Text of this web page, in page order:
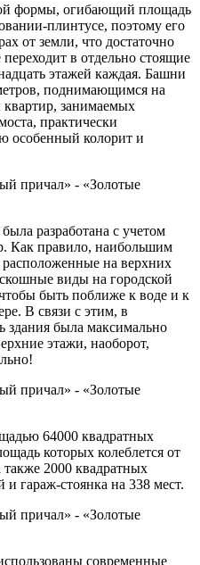
формы, огибающий площадь
плинтусе, поэтому его
от земли, что достаточно
в отдельно стоящие
этажей каждая. Башни
поднимающимся на
занимаемых
практически
особенный колорит и
разработана с учетом
Как правило, наибольшим
на верхних
виды на городской
быть поближе к воде и к
В связи с этим, в
здания была максимально
этажи, наоборот,
64000 квадратных
которых колеблется от
2000 квадратных
гараж-стоянка на 338 мест.
современные